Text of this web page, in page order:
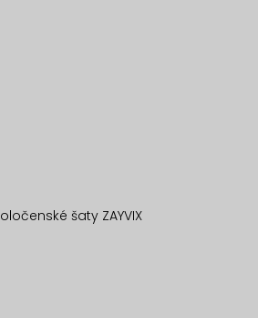
šaty ZAYVIX